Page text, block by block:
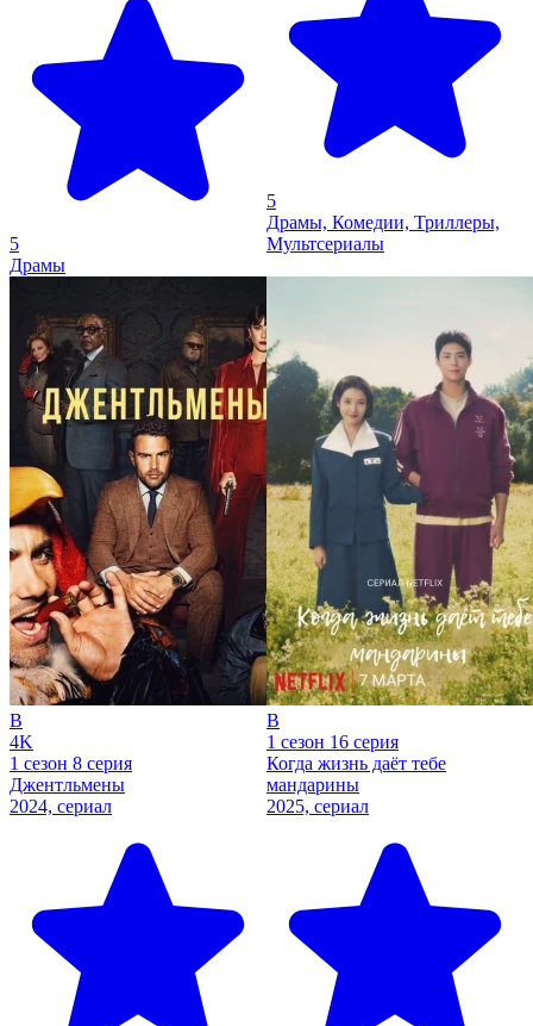
5
Драмы
5
Драмы, Комедии, Триллеры,
Мультсериалы
B
4K
1 сезон 8 серия
Джентльмены
2024, сериал
B
1 сезон 16 серия
Когда жизнь даёт тебе
мандарины
2025, сериал